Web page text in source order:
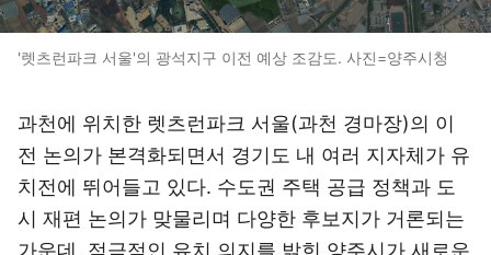
'렛츠런파크 서울'의 광석지구 이전 예상 조감도. 사진=양주시청
과천에 위치한 렛츠런파크 서울(과천 경마장)의 이
전 논의가 본격화되면서 경기도 내 여러 지자체가 유
치전에 뛰어들고 있다. 수도권 주택 공급 정책과 도
시 재편 논의가 맞물리며 다양한 후보지가 거론되는
가운데, 적극적인 유치 의지를 밝힌 양주시가 새로운